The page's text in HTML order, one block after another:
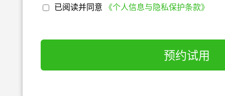
已阅读并同意 《个人信息与隐私保护条款》
预约试用